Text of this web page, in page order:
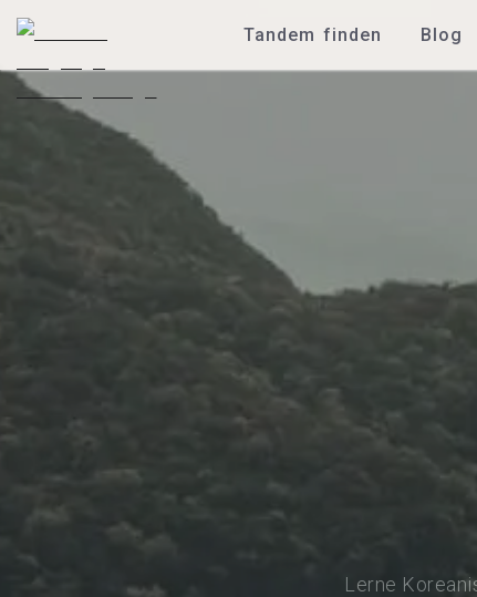
Tandem finden Blog
Lerne